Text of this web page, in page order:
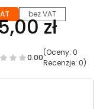
bez VAT
zł
0.00
(Oceny: 0
Recenzje: 0)